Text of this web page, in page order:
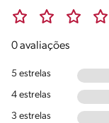
0 avaliações
5 estrelas
4 estrelas
3 estrelas